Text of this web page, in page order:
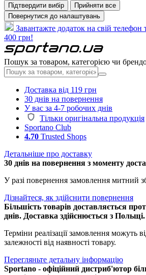
Підтвердити вибір
Прийняти все
Повернутися до налаштувань
Завантажте додаток на свій
400 грн!
Пошук за товаром, категорією чи
Доставка від 119 грн
30 днів на повернення
У вас за 4-7 робочих днів
Тільки оригінальна продукція
Sportano Club
4.70 Trusted Shops
Детальніше про доставку
30 днів на повернення з моменту
У разі повернення замовлення митний
Дізнайтеся, як здійснити повернення
Більшість товарів доставляється
днів. Доставка здійснюється з Польщі.
Терміни реалізації замовлення можуть
залежності від наявності товару.
Перегляньте детальну інформацію
Sportano - офіційний дистриб'ютор